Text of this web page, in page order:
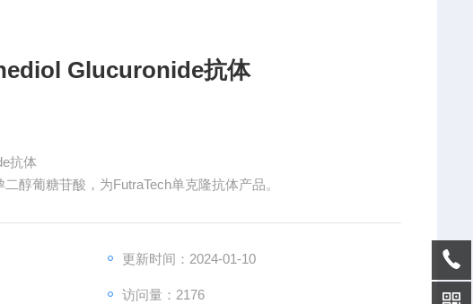
FutraTech-Pregnanediol Glucuronide抗体
抗体
，孕二醇葡糖苷酸，为FutraTech单克隆抗体产品。
更新时间：2024-01-10
访问量：2176